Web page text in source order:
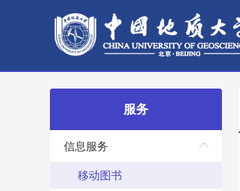
服务
信息服务
移动图书